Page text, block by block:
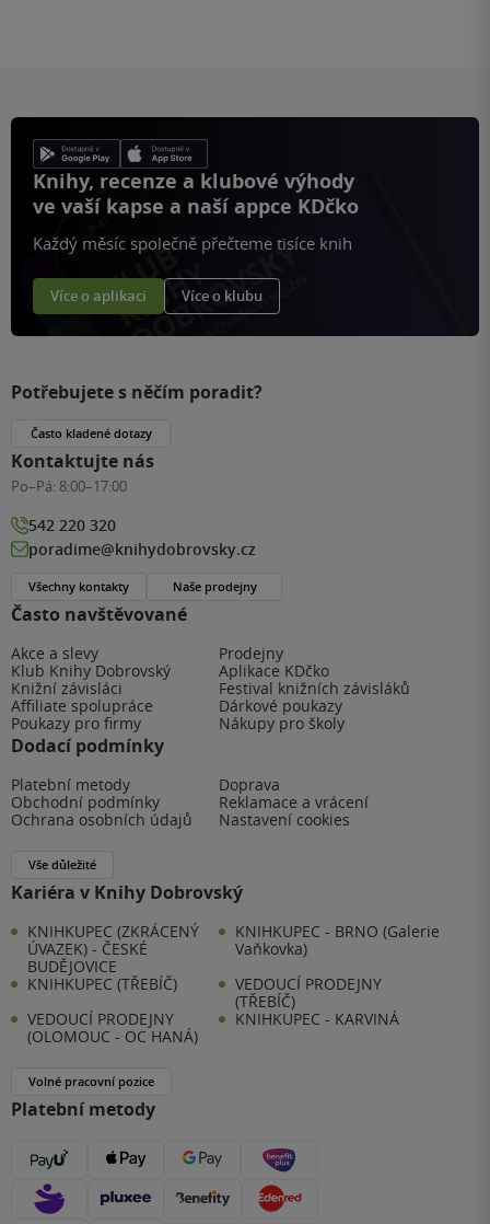
Knihy, recenze a klubové výhody
ve vaší kapse a naší appce KDčko
Každý měsíc společně přečteme tisíce knih
Více o aplikaci Více o klubu
Často navštěvované
Akce a slevy
Prodejny
Klub Knihy Dobrovský
Aplikace KDčko
Knižní závisláci
Festival knižních závisláků
Affiliate spolupráce
Dárkové poukazy
Poukazy pro firmy
Nákupy pro školy
Dodací podmínky
Platební metody
Doprava
Obchodní podmínky
Reklamace a vrácení
Ochrana osobních údajů
Nastavení cookies
Vše důležité
Kariéra v Knihy Dobrovský
KNIHKUPEC (ZKRÁCENÝ
ÚVAZEK) - ČESKÉ
BUDĚJOVICE
KNIHKUPEC - BRNO (Galerie
Vaňkovka)
KNIHKUPEC (TŘEBÍČ)
VEDOUCÍ PRODEJNY
(TŘEBÍČ)
VEDOUCÍ PRODEJNY
(OLOMOUC - OC HANÁ)
KNIHKUPEC - KARVINÁ
Volné pracovní pozice
Platební metody
Potřebujete s něčím poradit?
Často kladené dotazy
Kontaktujte nás
Po–Pá: 8:00–17:00
542 220 320
poradime@knihydobrovsky.cz
Všechny kontakty Naše prodejny